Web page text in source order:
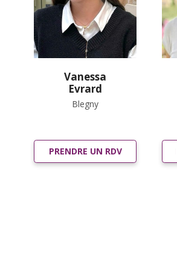
Vanessa
Evrard
Blegny
PRENDRE UN RDV